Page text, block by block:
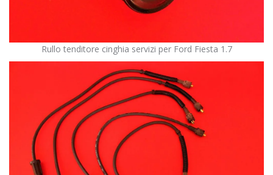
Rullo tenditore cinghia servizi per Ford Fiesta 1.7